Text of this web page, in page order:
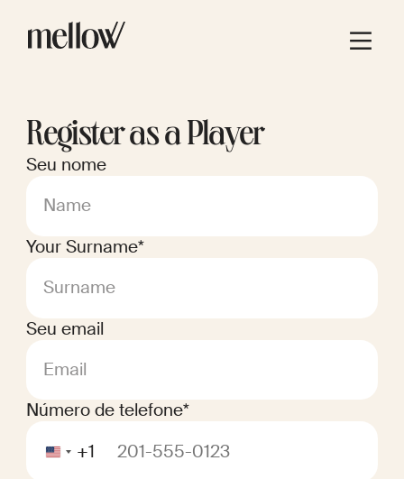
Register as a Player
Seu nome
Name
Your Surname*
Surname
Seu email
Email
Número de telefone*
+1